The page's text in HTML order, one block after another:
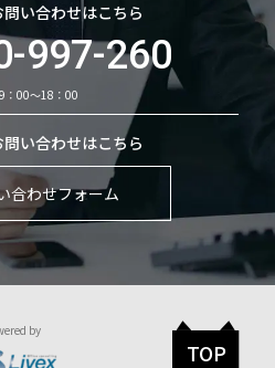
い合わせはこちら
997-260
：00～18：00
い合わせはこちら
合わせフォーム
by
TOP